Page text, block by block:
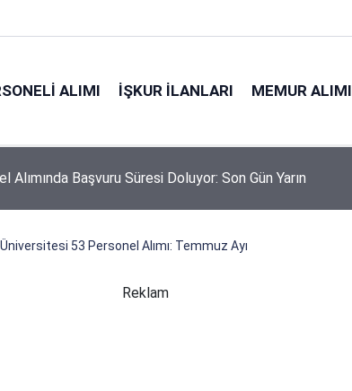
ALIMI İŞKUR İLANLARI MEMUR ALIMI
Alımında Başvuru Süresi Doluyor: Son Gün Yarın
53 Personel Alımı: Temmuz Ayı
Reklam